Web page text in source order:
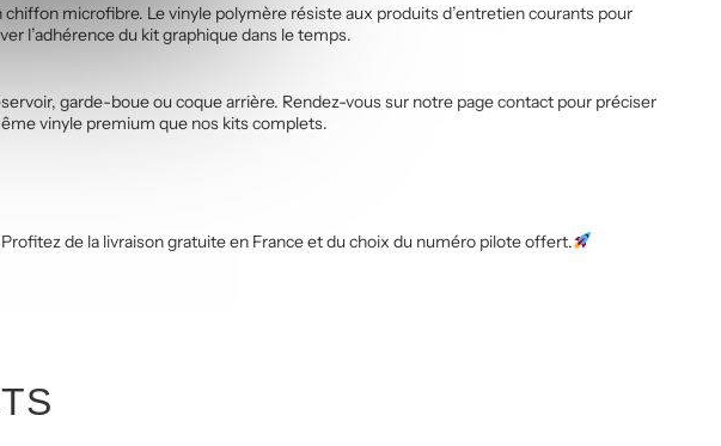
microfibre. Le vinyle polymère résiste aux produits d’entretien courants pour
l’adhérence du kit graphique dans le temps.
garde-boue ou coque arrière. Rendez-vous sur notre page contact pour préciser
vinyle premium que nos kits complets.
de la livraison gratuite en France et du choix du numéro pilote offert.